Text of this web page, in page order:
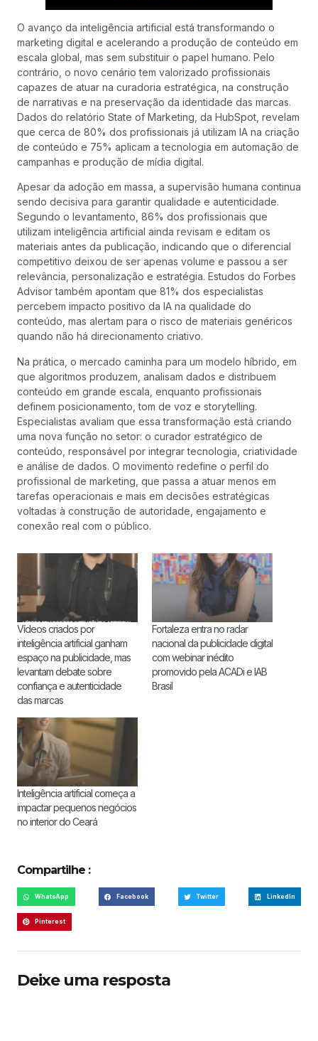
O avanço da inteligência artificial está transformando o
marketing digital e acelerando a produção de conteúdo em
escala global, mas sem substituir o papel humano. Pelo
contrário, o novo cenário tem valorizado profissionais
capazes de atuar na curadoria estratégica, na construção
de narrativas e na preservação da identidade das marcas.
Dados do relatório State of Marketing, da HubSpot, revelam
que cerca de 80% dos profissionais já utilizam IA na criação
de conteúdo e 75% aplicam a tecnologia em automação de
campanhas e produção de mídia digital.
Apesar da adoção em massa, a supervisão humana continua
sendo decisiva para garantir qualidade e autenticidade.
Segundo o levantamento, 86% dos profissionais que
utilizam inteligência artificial ainda revisam e editam os
materiais antes da publicação, indicando que o diferencial
competitivo deixou de ser apenas volume e passou a ser
relevância, personalização e estratégia. Estudos do Forbes
Advisor também apontam que 81% dos especialistas
percebem impacto positivo da IA na qualidade do
conteúdo, mas alertam para o risco de materiais genéricos
quando não há direcionamento criativo.
Na prática, o mercado caminha para um modelo híbrido, em
que algoritmos produzem, analisam dados e distribuem
conteúdo em grande escala, enquanto profissionais
definem posicionamento, tom de voz e storytelling.
Especialistas avaliam que essa transformação está criando
uma nova função no setor: o curador estratégico de
conteúdo, responsável por integrar tecnologia, criatividade
e análise de dados. O movimento redefine o perfil do
profissional de marketing, que passa a atuar menos em
tarefas operacionais e mais em decisões estratégicas
voltadas à construção de autoridade, engajamento e
conexão real com o público.
Vídeos criados por
inteligência artificial ganham
espaço na publicidade, mas
levantam debate sobre
confiança e autenticidade
das marcas
Fortaleza entra no radar
nacional da publicidade digital
com webinar inédito
promovido pela ACADi e IAB
Brasil
Inteligência artificial começa a
impactar pequenos negócios
no interior do Ceará
Compartilhe :
WhatsApp Facebook Twitter LinkedIn
Pinterest
Deixe uma resposta